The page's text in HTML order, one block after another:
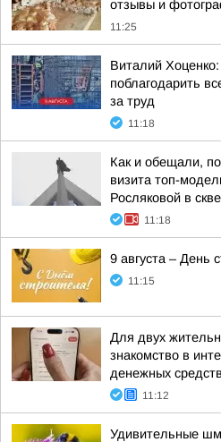
отзывы и
11:25
Виталий
поблагодарить
за труд
11:18
Как и обещали,
визита топ-
Росляковой в
11:18
9 августа – День
11:15
Для двух
знакомство в
денежных средств
11:12
Удивительные